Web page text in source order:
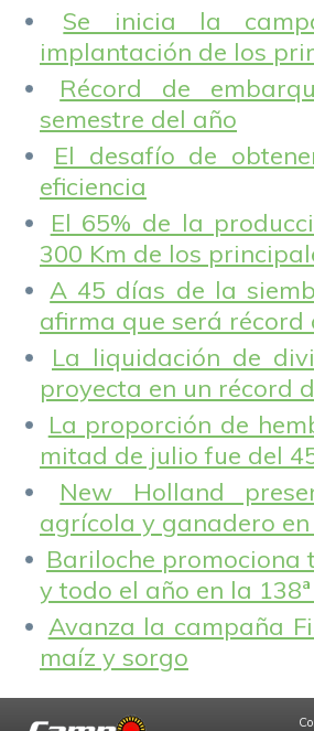
Se inicia la
implantación de los
Récord de
semestre del año
El desafío de
eficiencia
El 65% de la
300 Km de los
A 45 días de la
afirma que será
La liquidación de
proyecta en un récord
La proporción de
mitad de julio fue del
New Holland
agrícola y ganadero
Bariloche
y todo el año en la
Avanza la campaña
maíz y sorgo